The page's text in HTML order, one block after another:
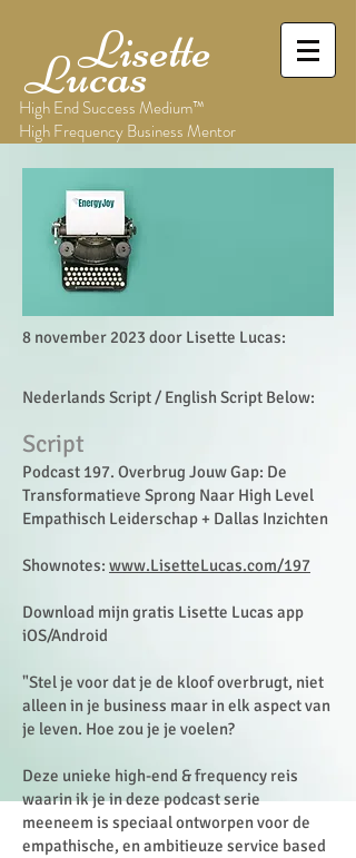
Lisette
Lucas
High End Success Medium™
High Frequency Business Mentor
8 november 2023 door Lisette Lucas:
Nederlands Script / English Script Below:
Script
Podcast 197. Overbrug Jouw Gap: De
Transformatieve Sprong Naar High Level
Empathisch Leiderschap + Dallas Inzichten
Shownotes: www.LisetteLucas.com/197
Download mijn gratis Lisette Lucas app
iOS/Android
"Stel je voor dat je de kloof overbrugt, niet
alleen in je business maar in elk aspect van
je leven. Hoe zou je je voelen?
Deze unieke high-end & frequency reis
waarin ik je in deze podcast serie
meeneem is speciaal ontworpen voor de
empathische, en ambitieuze service based